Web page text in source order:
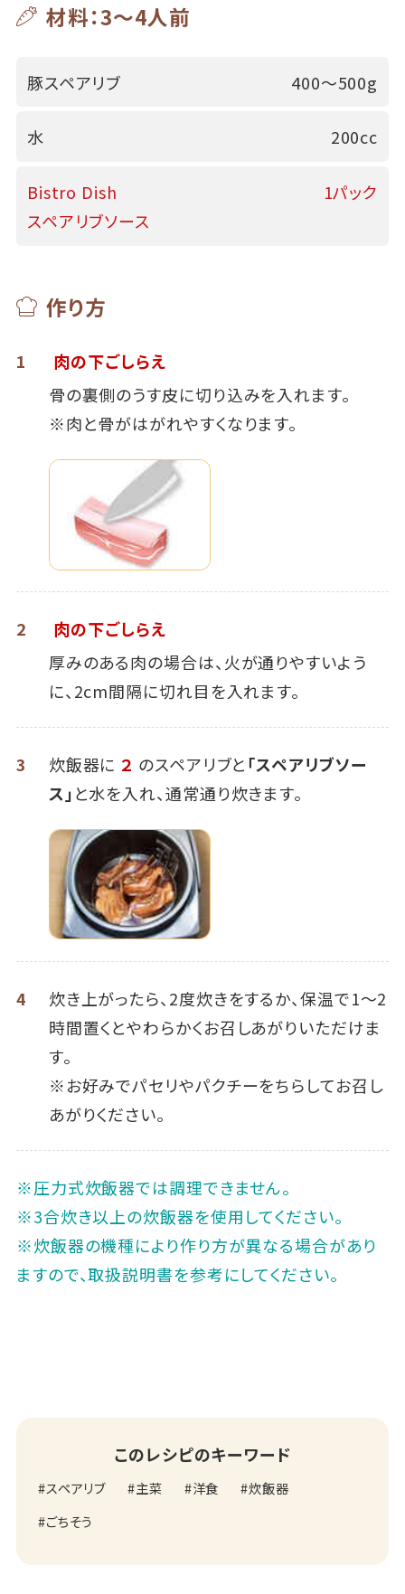
材料：3～4人前
豚スペアリブ 400～500g
水 200cc
Bistro Dish
スペアリブソース
1パック
作り方
1
肉の下ごしらえ
骨の裏側のうす皮に切り込みを入れます。
※肉と骨がはがれやすくなります。
2
肉の下ごしらえ
厚みのある肉の場合は、火が通りやすいよう
に、2cm間隔に切れ目を入れます。
3 炊飯器に ２ のスペアリブと「スペアリブソー
ス」と水を入れ、通常通り炊きます。
4
炊き上がったら、2度炊きをするか、保温で1～2
時間置くとやわらかくお召しあがりいただけま
す。
※お好みでパセリやパクチーをちらしてお召し
あがりください。
※圧力式炊飯器では調理できません。
※3合炊き以上の炊飯器を使用してください。
※炊飯器の機種により作り方が異なる場合があり
ますので、取扱説明書を参考にしてください。
このレシピのキーワード
スペアリブ 主菜 洋食
炊飯器
ごちそう